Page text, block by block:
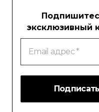
эксклюзивный
Email
адрес